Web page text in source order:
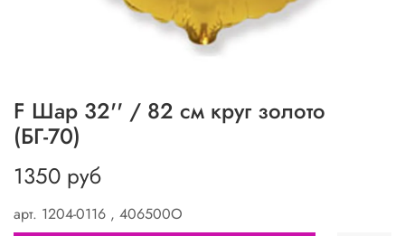
арт. 1204-0116 , 406500O
F Шар 32'' / 82 см круг золото
(БГ-70)
1350 руб